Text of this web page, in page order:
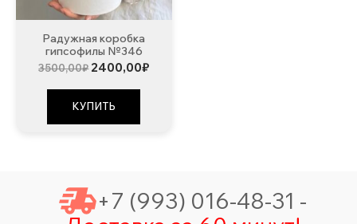
Радужная коробка
гипсофилы №346
3500,00₽ Первоначальная
составляла
3500,00₽.
2400,00₽Текущая
КУПИТЬ
+7 (993) 016-48-31 -